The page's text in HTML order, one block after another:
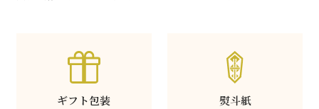
ギフト包装 熨斗紙